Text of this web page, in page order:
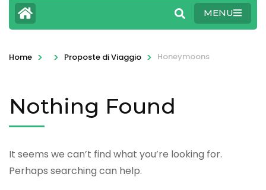
MENU
Home > > Proposte di Viaggio > Honeymoons
Nothing Found
It seems we can’t find what you’re looking for.
Perhaps searching can help.